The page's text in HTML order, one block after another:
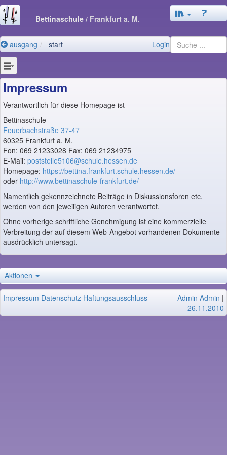
Bettinaschule / Frankfurt a. M.
ausgang start Login
Impressum
Verantwortlich für diese Homepage ist
Bettinaschule
Feuerbachstraße 37-47
60325 Frankfurt a. M.
Fon: 069 21233028 Fax: 069 21234975
E-Mail: poststelle5106@schule.hessen.de
Homepage: https://bettina.frankfurt.schule.hessen.de/
oder http://www.bettinaschule-frankfurt.de/
Namentlich gekennzeichnete Beiträge in Diskussionsforen etc.
werden von den jeweiligen Autoren verantwortet.
Ohne vorherige schriftliche Genehmigung ist eine kommerzielle
Verbreitung der auf diesem Web-Angebot vorhandenen Dokumente
ausdrücklich untersagt.
Aktionen
Impressum Datenschutz Haftungsausschluss Admin Admin |
26.11.2010